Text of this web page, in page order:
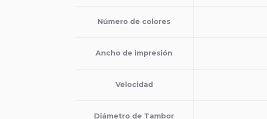
Número de colores
Ancho de impresión
Velocidad
Diámetro de Tambor